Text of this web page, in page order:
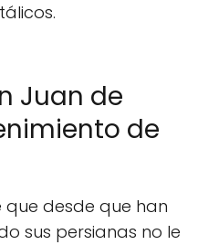
Juan de
de
que desde que han
sus persianas no le